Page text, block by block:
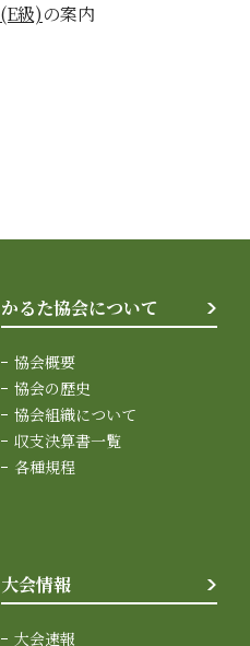
(E級)の案内
かるた協会について
協会概要
協会の歴史
協会組織について
収支決算書一覧
各種規程
大会情報
大会速報